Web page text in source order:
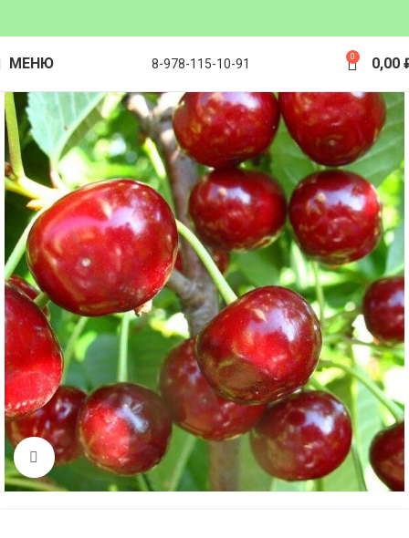
МЕНЮ 8-978-115-10-91 0 0,00
Click to enlarge